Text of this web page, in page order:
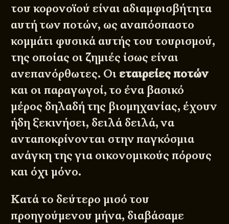
του κορονοϊού είναι αδιαμφισβήτητα
αυτή των ποτών, ως αναπόσπαστο
κομμάτι φυσικά αυτής του τουρισμού,
της οποίας οι ζημιές ίσως είναι
ανεπανόρθωτες. Οι εταιρείες ποτών
και οι παραγωγοί, το ένα βασικό
μέρος δηλαδή της βιομηχανίας, έχουν
ήδη ξεκινήσει, δειλά δειλά, να
ανταποκρίνονται στην παγκόσμια
ανάγκη της για οικονομικούς πόρους
και όχι μόνο.
Κατά το δεύτερο μισό του
προηγούμενου μήνα, διαβάσαμε